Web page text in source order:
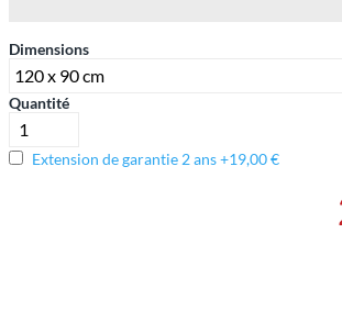
Dimensions
Quantité
Extension de garantie 2 ans +19,00 €